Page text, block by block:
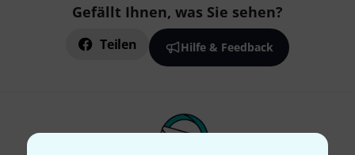
Gefällt Ihnen, was Sie sehen?
Teilen Hilfe & Feedback